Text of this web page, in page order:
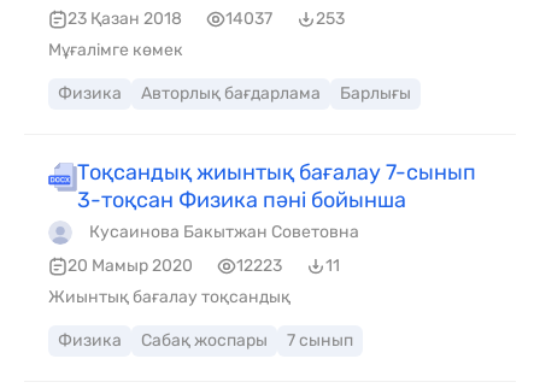
23 Қазан 2018
14037
253
Мұғалімге көмек
Физика Авторлық бағдарлама Барлығы
Тоқсандық жиынтық бағалау 7-сынып
3-тоқсан Физика пәні бойынша
Кусаинова Бакытжан Советовна
20 Мамыр 2020
12223
11
Жиынтық бағалау тоқсандық
Физика Сабақ жоспары 7 сынып